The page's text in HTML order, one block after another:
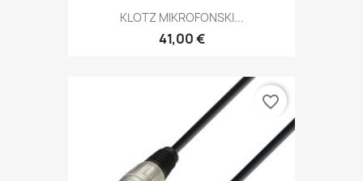
KLOTZ MIKROFONSKI...
41,00 €
favorite_border